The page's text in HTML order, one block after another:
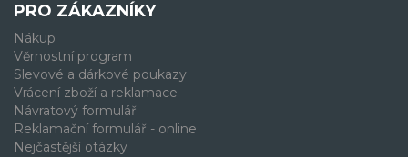
PRO ZÁKAZNÍKY
Nákup
Věrnostní program
Slevové a dárkové poukazy
Vrácení zboží a reklamace
Návratový formulář
Reklamační formulář - online
Nejčastější otázky